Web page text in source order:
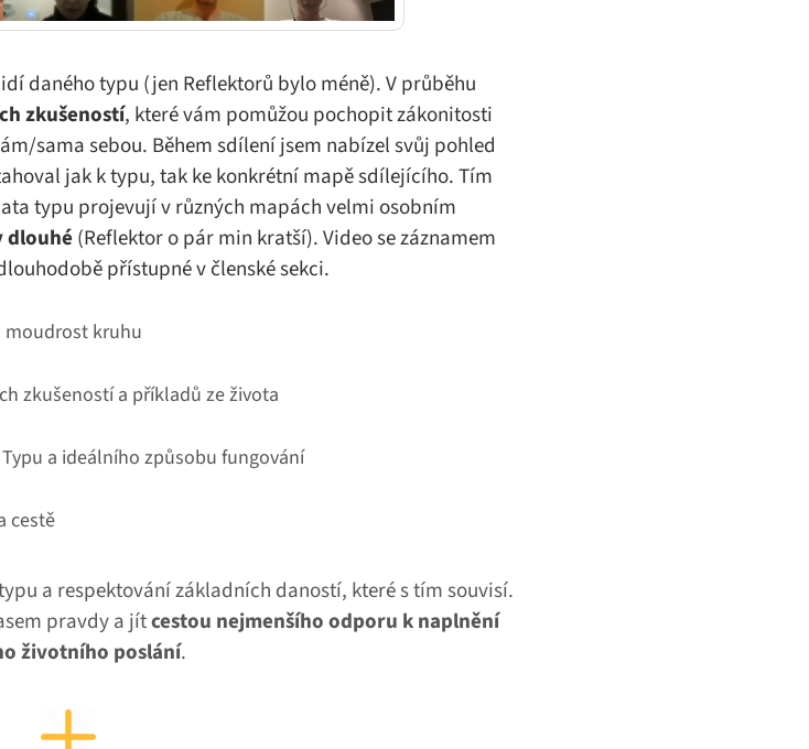
daného typu (jen Reflektorů bylo méně). V průběhu
zkušeností, které vám pomůžou pochopit zákonitosti
sama sebou. Během sdílení jsem nabízel svůj pohled
jak k typu, tak ke konkrétní mapě sdílejícího. Tím
typu projevují v různých mapách velmi osobním
dlouhé (Reflektor o pár min kratší). Video se záznamem
přístupné v členské sekci.
moudrost kruhu
zkušeností a příkladů ze života
a ideálního způsobu fungování
cestě
a respektování základních daností, které s tím souvisí.
pravdy a jítcestou nejmenšího odporu k naplnění
životního poslání.